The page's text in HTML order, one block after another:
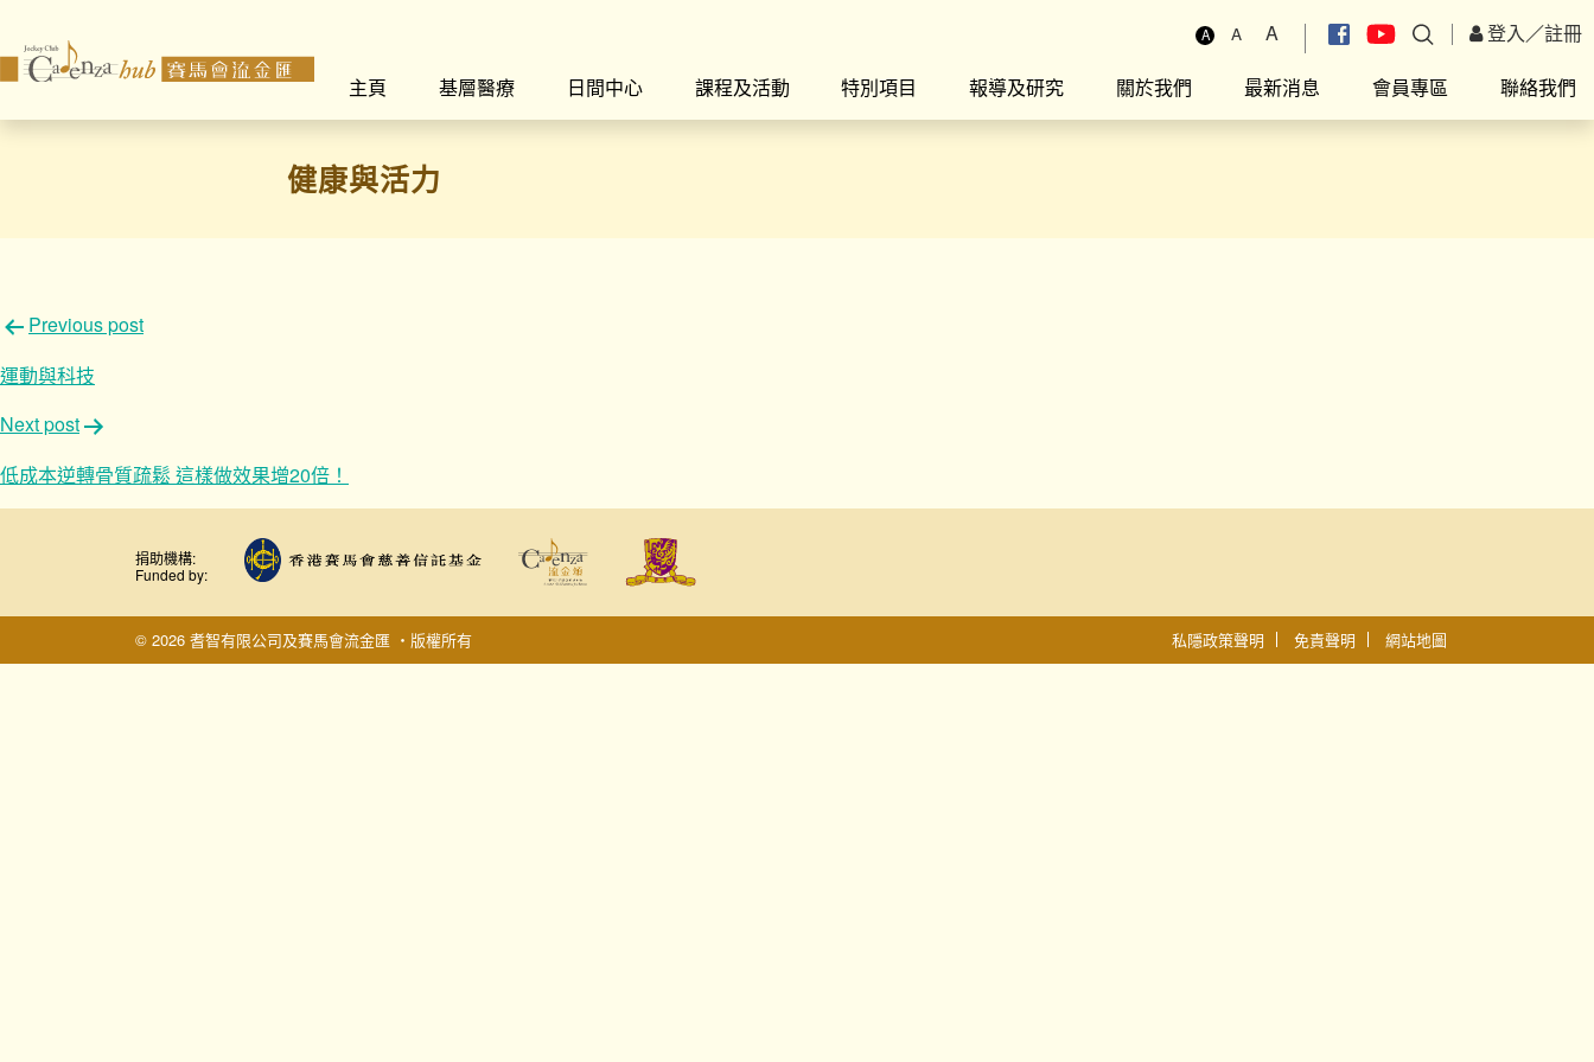
A A A 登入／註冊
主頁
基層醫療 日間中心 課程及活動 特別項目 報導及研究 關於我們 最新消息 會員專區 聯絡我們
健康與活力
文
章
導
覽
Previous post
運動與科技
Next post
低成本逆轉骨質疏鬆 這樣做效果增20倍！
捐助機構:
Funded by:
© 2026 耆智有限公司及賽馬會流金匯 ‧版權所有 私隱政策聲明 免責聲明 網站地圖